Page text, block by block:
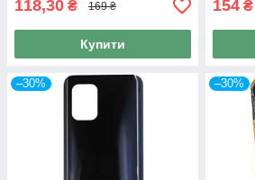
118,30 ₴ 169 ₴
Купити
154 ₴
–30% –30%